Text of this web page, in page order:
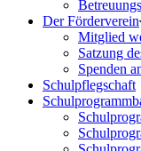
Der Förderverein
Mitglied
Satzung
Spenden
Schulpflegschaft